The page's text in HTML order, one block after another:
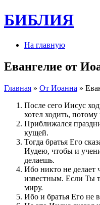
БИБЛИЯ
На главную
Евангелие от
Главная » От Иоанна »
После сего Иисус
хотел ходить,
Приближался
кущей.
Тогда братья Его
Иудею, чтобы и
делаешь.
Ибо никто не делает
известным. Если Ты
миру.
Ибо и братья Его не